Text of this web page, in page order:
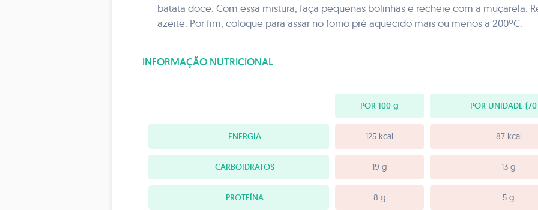
batata doce. Com essa mistura, faça pequenas bolinhas e recheie com a muçarela.
azeite. Por fim, coloque para assar no forno pré aquecido mais ou menos a 200ºC.
INFORMAÇÃO NUTRICIONAL
POR 100 g POR UNIDADE
ENERGIA 125 kcal 87 kcal
CARBOIDRATOS 19 g 13 g
PROTEÍNA 8 g 5 g